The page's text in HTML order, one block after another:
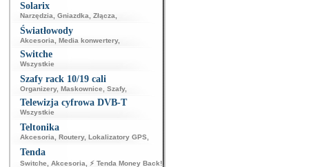
Solarix
Narzędzia Gniazdka Złącza
Światłowody
Akcesoria Media konwertery,
Switche
Wszystkie
Szafy rack 10/19 cali
Organizery, Maskownice Szafy,
Telewizja cyfrowa DVB-T
Wszystkie
Teltonika
Akcesoria Routery, Lokalizatory GPS
Tenda
Switche Akcesoria ⚡ Tenda Money Back!